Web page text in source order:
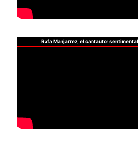
Rafa Manjarrez, el cantautor sentimental